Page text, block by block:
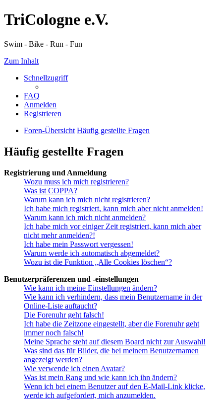
TriCologne e.V.
Swim - Bike - Run - Fun
Zum Inhalt
Schnellzugriff
FAQ
Anmelden
Registrieren
Foren-Übersicht Häufig gestellte Fragen
Häufig gestellte Fragen
Registrierung und Anmeldung
Wozu muss ich mich registrieren?
Was ist COPPA?
Warum kann ich mich nicht registrieren?
Ich habe mich registriert, kann mich aber nicht anmelden!
Warum kann ich mich nicht anmelden?
Ich habe mich vor einiger Zeit registriert, kann mich aber
nicht mehr anmelden?!
Ich habe mein Passwort vergessen!
Warum werde ich automatisch abgemeldet?
Wozu ist die Funktion „Alle Cookies löschen“?
Benutzerpräferenzen und -einstellungen
Wie kann ich meine Einstellungen ändern?
Wie kann ich verhindern, dass mein Benutzername in der
Online-Liste auftaucht?
Die Forenuhr geht falsch!
Ich habe die Zeitzone eingestellt, aber die Forenuhr geht
immer noch falsch!
Meine Sprache steht auf diesem Board nicht zur Auswahl!
Was sind das für Bilder, die bei meinem Benutzernamen
angezeigt werden?
Wie verwende ich einen Avatar?
Was ist mein Rang und wie kann ich ihn ändern?
Wenn ich bei einem Benutzer auf den E-Mail-Link klicke,
werde ich aufgefordert, mich anzumelden.